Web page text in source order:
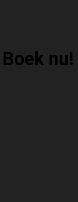
Boek nu!